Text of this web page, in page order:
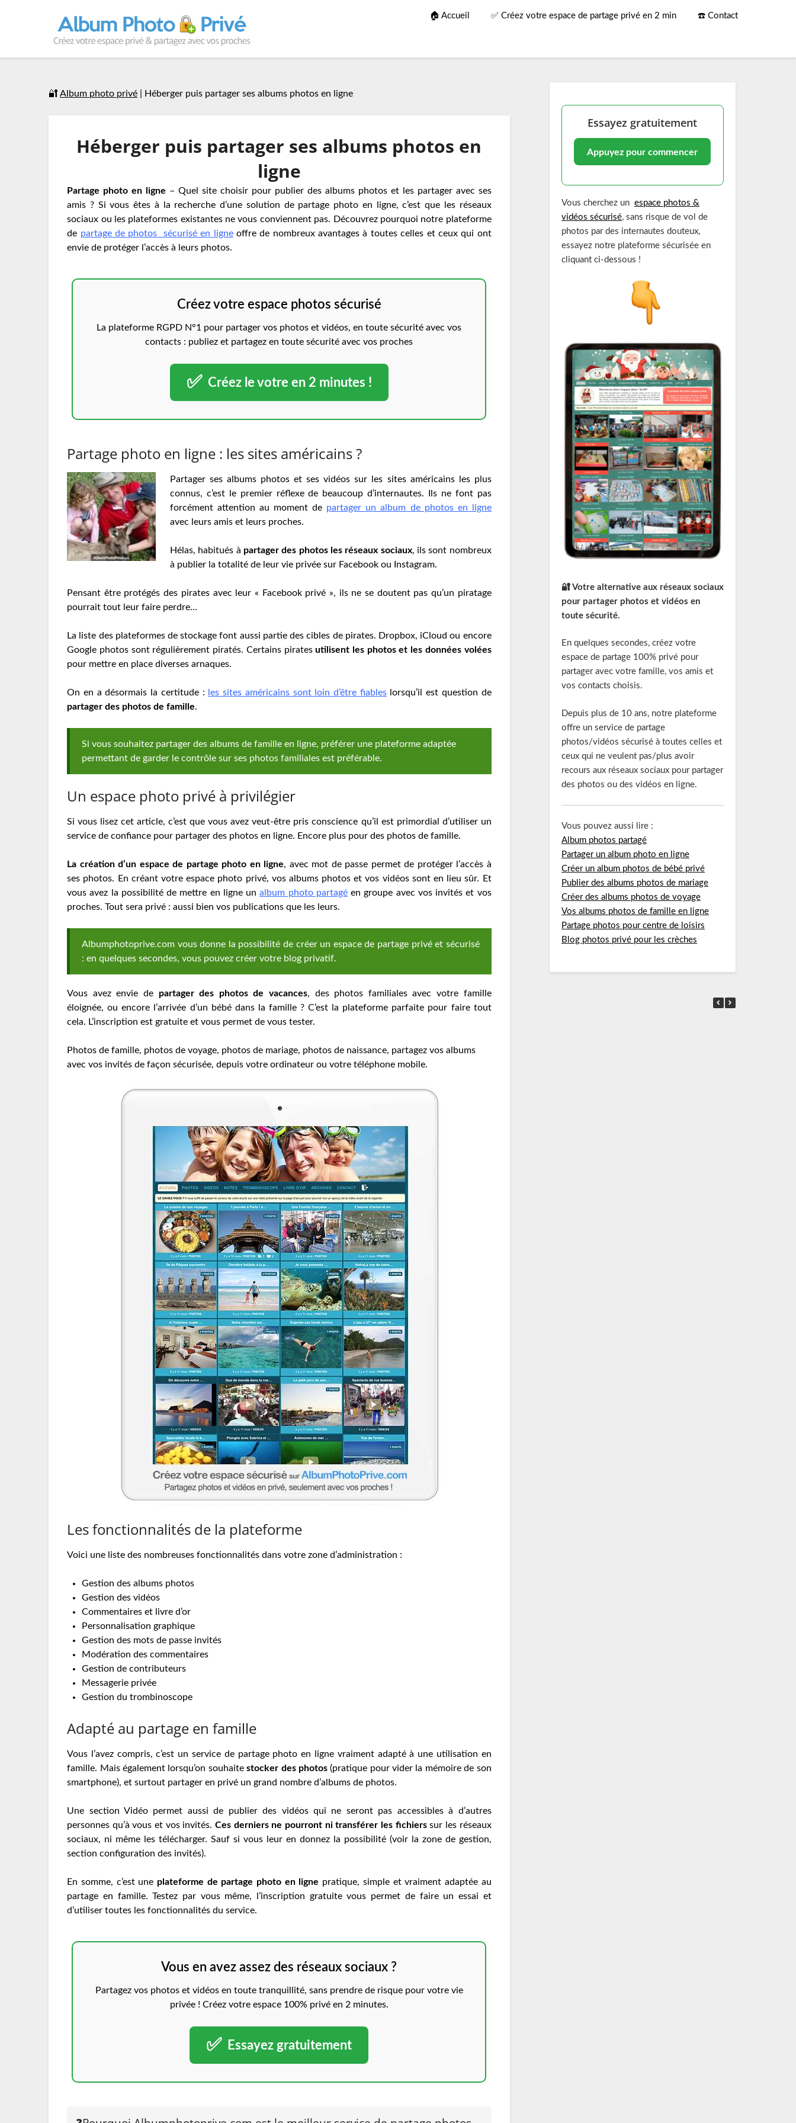
🏠 Accueil ✅ Créez votre espace de partage privé en 2 min ☎️ Contact
🔐 Album photo privé Héberger puis partager ses albums photos en ligne
Héberger puis partager ses albums photos en
ligne
Partage photo en ligne – Quel site choisir pour publier des albums photos et les partager avec ses
amis ? Si vous êtes à la recherche d’une solution de partage photo en ligne, c’est que les réseaux
sociaux ou les plateformes existantes ne vous conviennent pas. Découvrez pourquoi notre plateforme
de partage de photos sécurisé en ligneoffre de nombreux avantages à toutes celles et ceux qui ont
envie de protéger l’accès à leurs photos.
Créez votre espace photos sécurisé
La plateforme RGPD N°1 pour partager vos photos et vidéos, en toute sécurité avec vos
contacts : publiez et partagez en toute sécurité avec vos proches
✅ Créez le votre en 2 minutes !
Partage photo en ligne : les sites américains ?
Partager ses albums photos et ses vidéos sur les sites américains les plus
connus, c’est le premier réflexe de beaucoup d’internautes. Ils ne font pas
forcément attention au moment de partager un album de photos en ligne
avec leurs amis et leurs proches.
Hélas, habitués à partager des photos les réseaux sociaux, ils sont nombreux
à publier la totalité de leur vie privée sur Facebook ou Instagram.
Pensant être protégés des pirates avec leur « Facebook privé », ils ne se doutent pas qu’un piratage
pourrait tout leur faire perdre…
La liste des plateformes de stockage font aussi partie des cibles de pirates. Dropbox, iCloud ou encore
Google photos sont régulièrement piratés. Certains piratesutilisent les photos et les données volées
pour mettre en place diverses arnaques.
On en a désormais la certitude : les sites américains sont loin d’être fiableslorsqu’il est question de
partager des photos de famille.
Si vous souhaitez partager des albums de famille en ligne, préférer une plateforme adaptée
permettant de garder le contrôle sur ses photos familiales est préférable.
Un espace photo privé à privilégier
Si vous lisez cet article, c’est que vous avez veut-être pris conscience qu’il est primordial d’utiliser un
service de confiance pour partager des photos en ligne. Encore plus pour des photos de famille.
La création d’un espace de partage photo en ligne, avec mot de passe permet de protéger l’accès à
ses photos. En créant votre espace photo privé, vos albums photos et vos vidéos sont en lieu sûr. Et
vous avez la possibilité de mettre en ligne unalbum photo partagéen groupe avec vos invités et vos
proches. Tout sera privé : aussi bien vos publications que les leurs.
Albumphotoprive.com vous donne la possibilité de créer un espace de partage privé et sécurisé
: en quelques secondes, vous pouvez créer votre blog privatif.
Vous avez envie de partager des photos de vacances, des photos familiales avec votre famille
éloignée, ou encore l’arrivée d’un bébé dans la famille ? C’est la plateforme parfaite pour faire tout
cela. L’inscription est gratuite et vous permet de vous tester.
Photos de famille, photos de voyage, photos de mariage, photos de naissance, partagez vos albums
avec vos invités de façon sécurisée, depuis votre ordinateur ou votre téléphone mobile.
Les fonctionnalités de la plateforme
Voici une liste des nombreuses fonctionnalités dans votre zone d’administration :
Gestion des albums photos
Gestion des vidéos
Commentaires et livre d’or
Personnalisation graphique
Gestion des mots de passe invités
Modération des commentaires
Gestion de contributeurs
Messagerie privée
Gestion du trombinoscope
Adapté au partage en famille
Vous l’avez compris, c’est un service de partage photo en ligne vraiment adapté à une utilisation en
famille. Mais également lorsqu’on souhaitestocker des photos(pratique pour vider la mémoire de son
smartphone), et surtout partager en privé un grand nombre d’albums de photos.
Une section Vidéo permet aussi de publier des vidéos qui ne seront pas accessibles à d’autres
personnes qu’à vous et vos invités.Ces derniers ne pourront ni transférer les fichierssur les réseaux
sociaux, ni même les télécharger. Sauf si vous leur en donnez la possibilité (voir la zone de gestion,
section configuration des invités).
En somme, c’est une plateforme de partage photo en ligne pratique, simple et vraiment adaptée au
partage en famille. Testez par vous même, l’inscription gratuite vous permet de faire un essai et
d’utiliser toutes les fonctionnalités du service.
Vous en avez assez des réseaux sociaux ?
Partagez vos photos et vidéos en toute tranquillité, sans prendre de risque pour votre vie
privée ! Créez votre espace 100% privé en 2 minutes.
✅ Essayez gratuitement
Essayez gratuitement
Appuyez pour commencer
Vous cherchez un espace photos &
vidéos sécurisé, sans risque de vol de
photos par des internautes douteux,
essayez notre plateforme sécurisée en
cliquant ci-dessous !
🔐 Votre alternative aux réseaux sociaux
pour partager photos et vidéos en
toute sécurité.
En quelques secondes, créez votre
espace de partage 100% privé pour
partager avec votre famille, vos amis et
vos contacts choisis.
Depuis plus de 10 ans, notre plateforme
offre un service de partage
photos/vidéos sécurisé à toutes celles et
ceux qui ne veulent pas/plus avoir
recours aux réseaux sociaux pour partager
des photos ou des vidéos en ligne.
Vous pouvez aussi lire :
Album photos partagé
Partager un album photo en ligne
Créer un album photos de bébé privé
Publier des albums photos de mariage
Créer des albums photos de voyage
Vos albums photos de famille en ligne
Partage photos pour centre de loisirs
Blog photos privé pour les crèches